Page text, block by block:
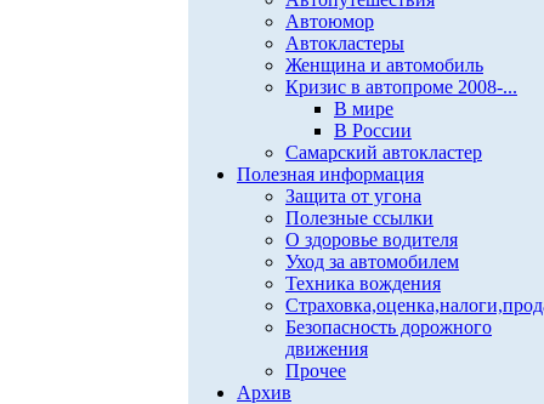
Автоюмор
Автокластеры
Женщина и автомобиль
Кризис в автопроме 2008-...
В мире
В России
Самарский автокластер
Полезная информация
Защита от угона
Полезные ссылки
О здоровье водителя
Уход за автомобилем
Техника вождения
Безопасность дорожного
движения
Прочее
Архив